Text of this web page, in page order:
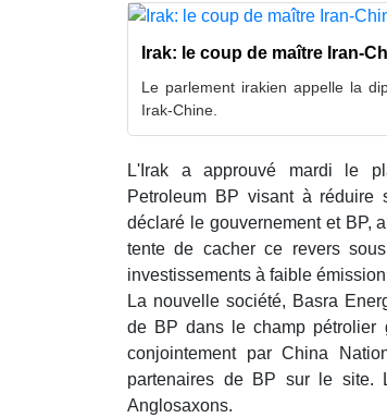
Irak: le coup de maître Iran-
Le parlement irakien appelle la
Irak-Chine.
L'Irak a approuvé mardi le
Petroleum BP visant à
déclaré le gouvernement et BP,
tente de cacher ce revers
investissements à faible
La nouvelle société, Basra
de BP dans le champ pétrolier
conjointement par China
partenaires de BP sur le site.
Anglosaxons.